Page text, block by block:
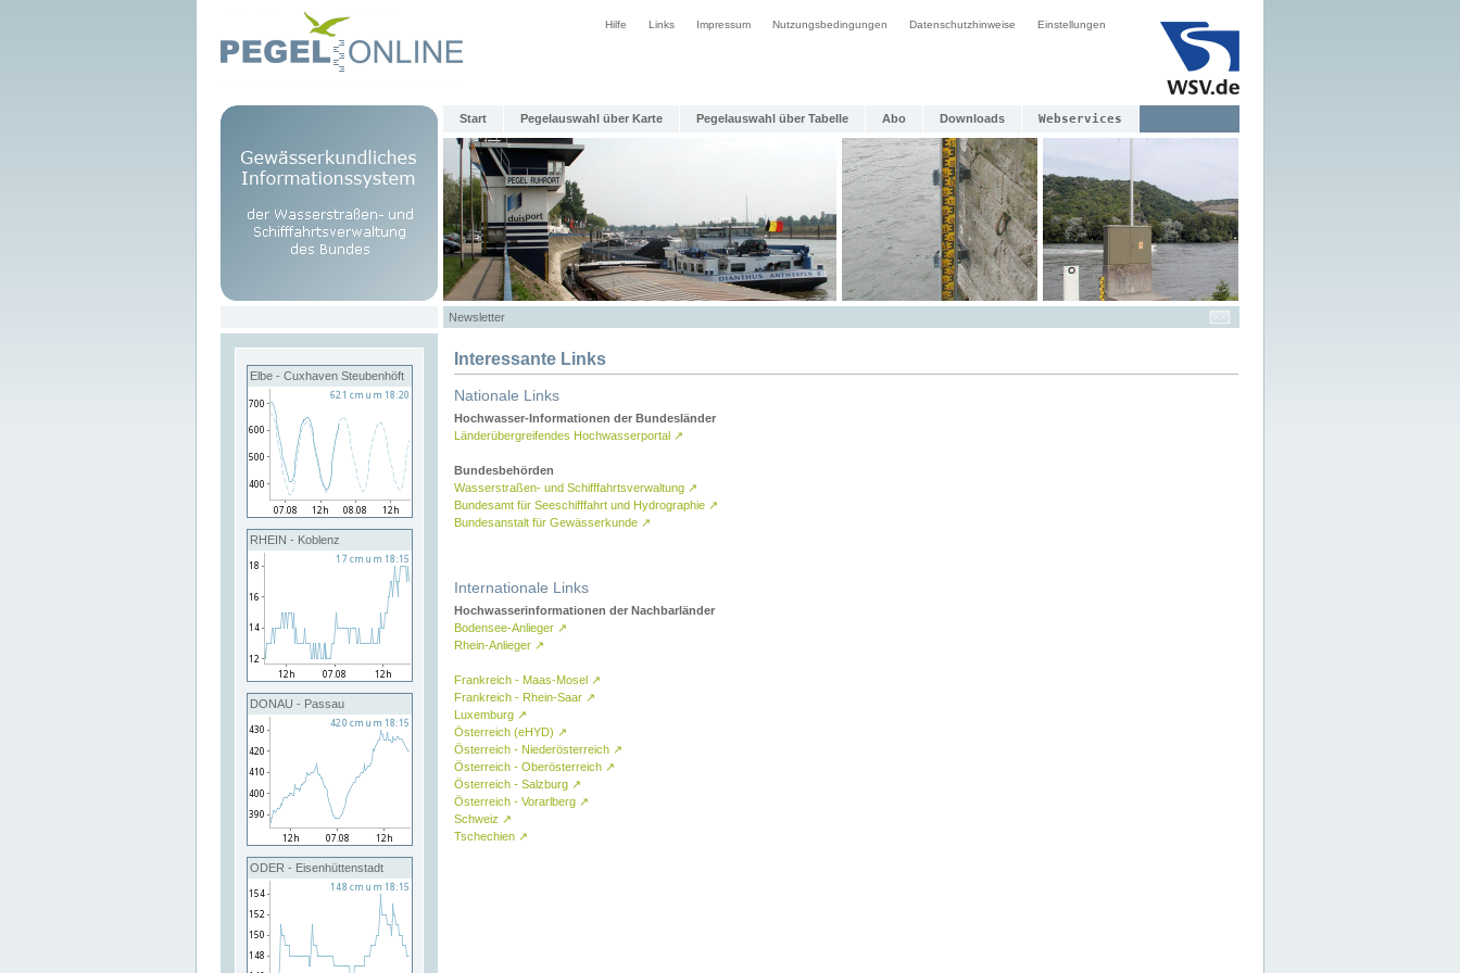
Hilfe Links Impressum Nutzungsbedingungen Datenschutzhinweise Einstellungen
Start Pegelauswahl über Karte Pegelauswahl über Tabelle Abo Downloads Webservices
Newsletter
Elbe - Cuxhaven Steubenhöft
RHEIN - Koblenz
DONAU - Passau
ODER - Eisenhüttenstadt
Interessante Links
Nationale Links
Hochwasser-Informationen der Bundesländer
Länderübergreifendes Hochwasserportal ↗
Bundesbehörden
Wasserstraßen- und Schifffahrtsverwaltung ↗
Bundesamt für Seeschifffahrt und Hydrographie ↗
Bundesanstalt für Gewässerkunde ↗
Internationale Links
Hochwasserinformationen der Nachbarländer
Bodensee-Anlieger ↗
Rhein-Anlieger ↗
Frankreich - Maas-Mosel ↗
Frankreich - Rhein-Saar ↗
Luxemburg ↗
Österreich (eHYD) ↗
Österreich - Niederösterreich ↗
Österreich - Oberösterreich ↗
Österreich - Salzburg ↗
Österreich - Vorarlberg ↗
Schweiz ↗
Tschechien ↗